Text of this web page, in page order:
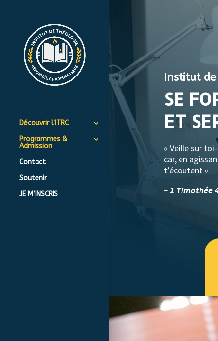
Découvrir l’ITRC
Programmes &
Admission
Contact
Soutenir
JE M’INSCRIS
Institut de
SE
ET
« Veille sur
car, en
t’écoutent »
– 1 Timothée